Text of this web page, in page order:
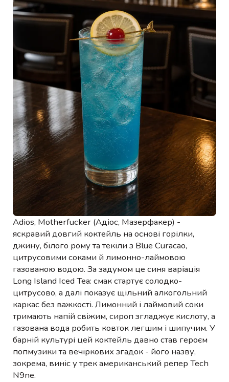
Adios, Motherfucker (Адіос, Мазерфакер) -
яскравий довгий коктейль на основі горілки,
джину, білого рому та текіли з Blue Curacao,
цитрусовими соками й лимонно-лаймовою
газованою водою. За задумом це синя варіація
Long Island Iced Tea: смак стартує солодко-
цитрусово, а далі показує щільний алкогольний
каркас без важкості. Лимонний і лаймовий соки
тримають напій свіжим, сироп згладжує кислоту, а
газована вода робить ковток легшим і шипучим. У
барній культурі цей коктейль давно став героєм
попмузики та вечіркових згадок - його назву,
зокрема, виніс у трек американський репер Tech
N9ne.